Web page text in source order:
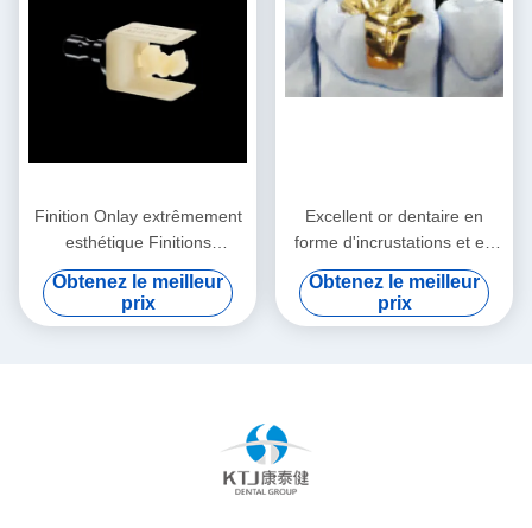
Finition Onlay extrêmement
esthétique Finitions
naturelles sur mesure
Obtenez le meilleur
prix
Excellent or dentaire en
forme d'incrustations et en
forme d'incrustations en or
CE et FDA
Obtenez le meilleur
prix